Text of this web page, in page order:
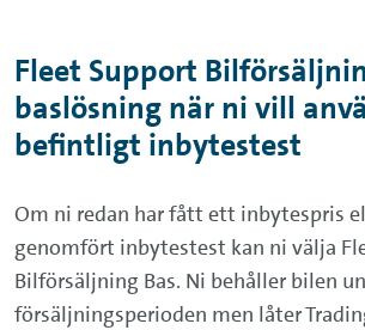
Fleet Support
baslösning när ni vill
befintligt inbytestest
Om ni redan har fått ett inbytespris
genomfört inbytestest kan ni välja
Bilförsäljning Bas. Ni behåller bilen
försäljningsperioden men låter